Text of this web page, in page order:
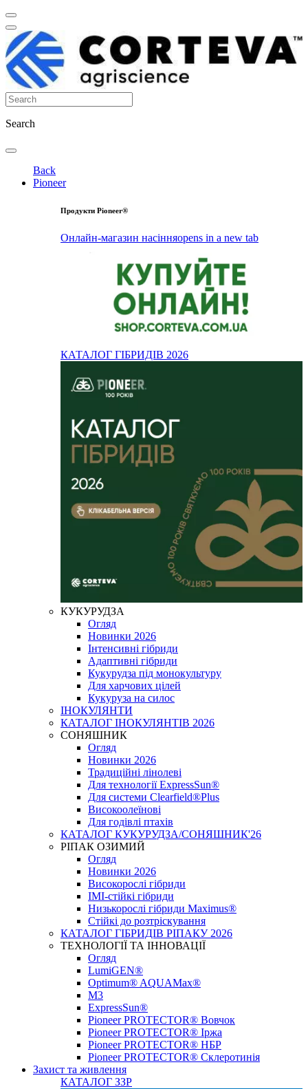
Search
Back
Pioneer
Продукти Pioneer®
Онлайн-магазин насінняopens in a new tab
КАТАЛОГ ГІБРИДІВ 2026
КУКУРУДЗА
Огляд
Новинки 2026
Інтенсивні гібриди
Адаптивні гібриди
Кукурудза під монокультуру
Для харчових цілей
Кукуруза на силос
ІНОКУЛЯНТИ
КАТАЛОГ ІНОКУЛЯНТІВ 2026
СОНЯШНИК
Огляд
Новинки 2026
Традиційні лінолеві
Для технології ExpressSun®
Для системи Clearfield®Plus
Високоолеїнові
Для годівлі птахів
КАТАЛОГ КУКУРУДЗА/СОНЯШНИК'26
РІПАК ОЗИМИЙ
Огляд
Новинки 2026
Високорослі гібриди
IMI-стійкі гібриди
Низькорослі гібриди Maximus®
Стійкі до розтріскування
КАТАЛОГ ГІБРИДІВ РІПАКУ 2026
ТЕХНОЛОГІЇ ТА ІННОВАЦІЇ
Огляд
LumiGEN®
Optimum® AQUAMax®
М3
ExpressSun®
Pioneer PROTECTOR® Вовчок
Pioneer PROTECTOR® Іржа
Pioneer PROTECTOR® НБР
Pioneer PROTECTOR® Склеротинія
Захист та живлення
КАТАЛОГ ЗЗР